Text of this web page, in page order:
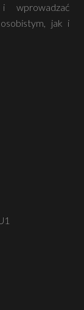
wprowadzać
jak i